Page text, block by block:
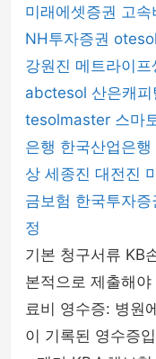
미래에셋증권 고속
NH투자증권 otesol
강원진 메트라이프
abctesol 산은캐피
tesolmaster 스마
은행 한국산업은행
상 세종진 대전진
금보험 한국투자증
정
기본 청구서류 KB
본적으로 제출해
료비 영수증: 병원
이 기록된 영수증